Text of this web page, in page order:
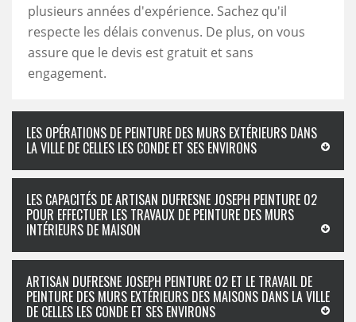
plusieurs années d'expérience. Sachez qu'il
respecte les délais convenus. De plus, on vous
assure que le devis est gratuit et sans
engagement.
LES OPÉRATIONS DE PEINTURE DES MURS EXTÉRIEURS DANS
LA VILLE DE CELLES LES CONDE ET SES ENVIRONS
LES CAPACITÉS DE ARTISAN DUFRESNE JOSEPH PEINTURE 02
POUR EFFECTUER LES TRAVAUX DE PEINTURE DES MURS
INTÉRIEURS DE MAISON
ARTISAN DUFRESNE JOSEPH PEINTURE 02 ET LE TRAVAIL DE
PEINTURE DES MURS EXTÉRIEURS DES MAISONS DANS LA VILLE
DE CELLES LES CONDE ET SES ENVIRONS